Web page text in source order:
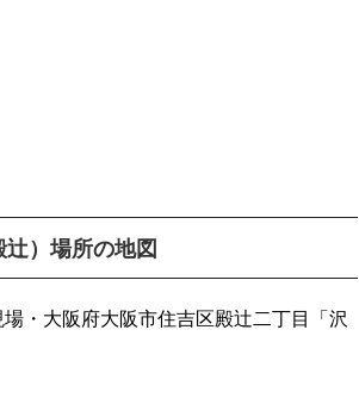
）場所の地図
・大阪府大阪市住吉区殿辻二丁目「沢